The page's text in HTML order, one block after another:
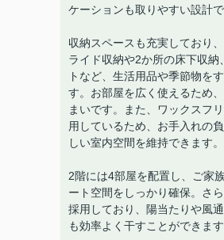
ケーションも取りやすい設計で
収納スペースも充実しており
ライド収納や2か所の床下収納
トなど、生活用品や季節物を
す。お部屋を広く使えるため
まいです。また、ワックスフ
用しているため、お手入れの
しい室内空間を維持できます。
2階には4部屋を配置し、ご家
ート空間をしっかり確保。さ
採用しており、陽当たりや風
も効率よく干すことができます